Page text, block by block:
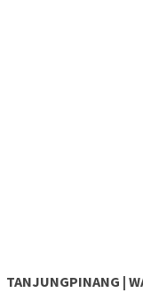
TANJUNGPINANG |